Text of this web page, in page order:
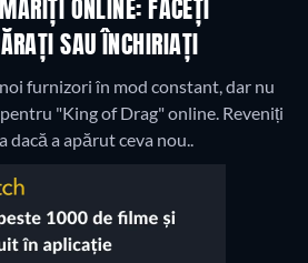
ONLINE: FACEȚI
SAU ÎNCHIRIAȚI
furnizori în mod constant, dar nu
"King of Drag" online. Reveniți
dacă a apărut ceva nou..